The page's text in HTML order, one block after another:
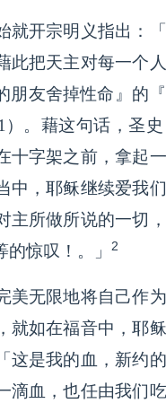
就开宗明义指出：
此把天主对每一个
朋友舍掉性命』的
。藉这句话，圣
字架之前，拿起
中，耶稣继续爱我
主所做所说的一切
惊叹！。」
2
美无限地将自己作
就如在福音中，耶
「这是我的血，新约
滴血，也任由我们